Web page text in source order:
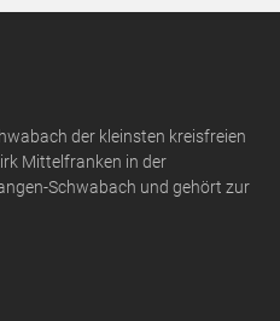
der kleinsten kreisfreien
Mittelfranken in der
Schwabach und gehört zur